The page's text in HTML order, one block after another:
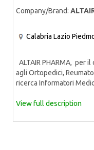
Company/Brand:
Calabria Lazio
ALTAIR PHARMA, per
agli Ortopedici,
ricerca Informatori
View full description